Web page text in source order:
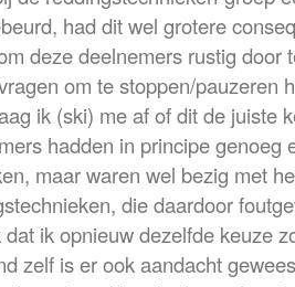
had dit wel grotere
deze deelnemers rustig door
om te stoppen/pauzeren
ik (ski) me af of dit de juiste
hadden in principe genoeg
maar waren wel bezig met
die daardoor
dat ik opnieuw dezelfde keuze
zelf is er ook aandacht